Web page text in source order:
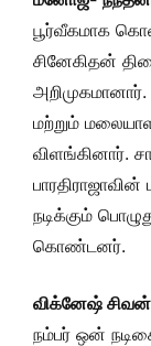
பூர்வீகமாக
சினேகிதன்
மற்றும்
விளங்கினார்.
நடிக்கும்
கொண்டனர்.
விக்னேஷ்
நம்பர் ஒன்